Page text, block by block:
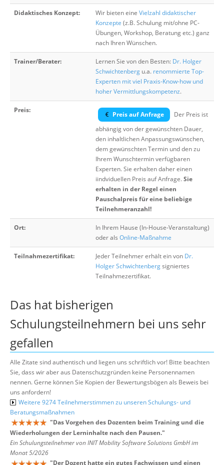
Didaktisches Konzept: Wir bieten eine Vielzahl didaktischer
Konzepte (z.B. Schulung mit/ohne PC-
Übungen, Workshop, Beratung etc.) ganz
nach Ihren Wünschen.
Trainer/Berater: Lernen Sie von den Besten: Dr. Holger
Schwichtenberg u.a. renommierte Top-
Experten mit viel Praxis-Know-how und
hoher Vermittlungskompetenz.
Preis:
Preis auf Anfrage
Der Preis ist
abhängig von der gewünschten Dauer,
den inhaltlichen Anpassungswünschen,
dem gewünschten Termin und den zu
Ihrem Wunschtermin verfügbaren
Experten. Sie erhalten daher einen
iindviduellen Preis auf Anfrage.Sie
erhalten in der Regel einen
Pauschalpreis für eine beliebige
Teilnehmeranzahl!
Ort:
In Ihrem Hause (In-House-Veranstaltung)
oder als Online-Maßnahme
Teilnahmezertifikat: Jeder Teilnehmer erhält ein von Dr.
Holger Schwichtenbergsigniertes
Teilnahmezertifikat.
Das hat bisherigen
Schulungsteilnehmern bei uns sehr
gefallen
Alle Zitate sind authentisch und liegen uns schriftlich vor! Bitte beachten
Sie, dass wir aber aus Datenschutzgründen keine Personennamen
nennen. Gerne können Sie Kopien der Bewertungsbögen als Beweis bei
uns anfordern!
Weitere 9274 Teilnehmerstimmen zu unseren Schulungs- und
Beratungsmaßnahmen
"Das Vorgehen des Dozenten beim Training und die
Wiederholungen der Lerninhalte nach den Pausen."
Ein Schulungsteilnehmer von INIT Mobility Software Solutions GmbH im
Monat 5/2026
"Der Dozent hatte ein gutes Fachwissen und einen